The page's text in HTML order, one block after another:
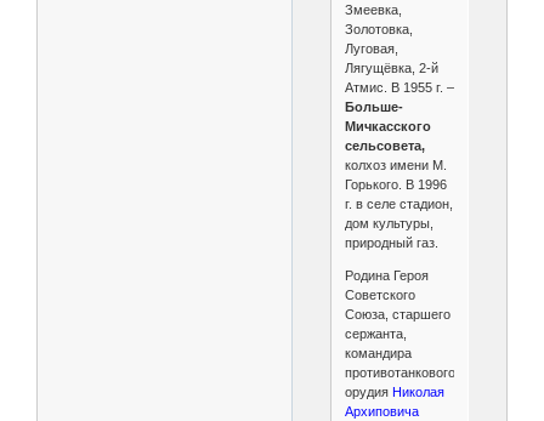
Змеевка,
Золотовка,
Луговая,
Лягущёвка, 2-й
Атмис. В 1955 г. –
Больше-
Мичкасского
сельсовета,
колхоз имени М.
Горького. В 1996
г. в селе стадион,
дом культуры,
природный газ.
Родина Героя
Советского
Союза, старшего
сержанта,
командира
противотанкового
орудия Николая
Архиповича